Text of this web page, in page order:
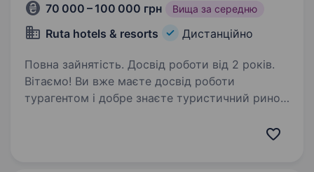
70 000 – 100 000 грн Вища за середню
Ruta hotels & resorts Дистанційно
Повна зайнятість. Досвід роботи від 2 років.
Вітаємо! Ви вже маєте досвід роботи
турагентом і добре знаєте туристичний ринок.